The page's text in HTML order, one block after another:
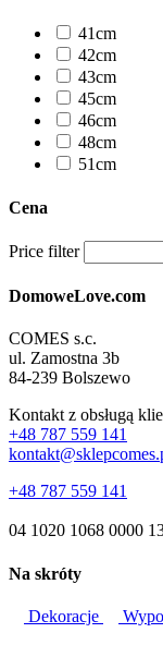
41cm
42cm
43cm
45cm
46cm
48cm
51cm
Cena
Price filter
DomoweLove.com
COMES s.c.
ul. Zamostna 3b
84-239 Bolszewo
Kontakt z obsługą
+48 787 559 141
+48 787 559 141
04 1020 1068 0000
Na skróty
Dekoracje